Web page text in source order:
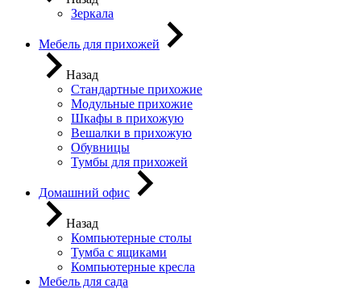
Зеркала
Мебель для прихожей
Назад
Стандартные прихожие
Модульные прихожие
Шкафы в прихожую
Вешалки в прихожую
Обувницы
Тумбы для прихожей
Домашний офис
Назад
Компьютерные столы
Тумба с ящиками
Компьютерные кресла
Мебель для сада